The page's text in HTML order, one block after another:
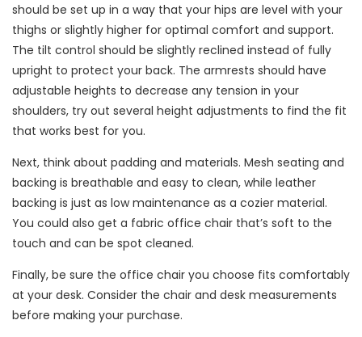
should be set up in a way that your hips are level with your
thighs or slightly higher for optimal comfort and support.
The tilt control should be slightly reclined instead of fully
upright to protect your back. The armrests should have
adjustable heights to decrease any tension in your
shoulders, try out several height adjustments to find the fit
that works best for you.
Next, think about padding and materials. Mesh seating and
backing is breathable and easy to clean, while leather
backing is just as low maintenance as a cozier material.
You could also get a fabric office chair that’s soft to the
touch and can be spot cleaned.
Finally, be sure the office chair you choose fits comfortably
at your desk. Consider the chair and desk measurements
before making your purchase.